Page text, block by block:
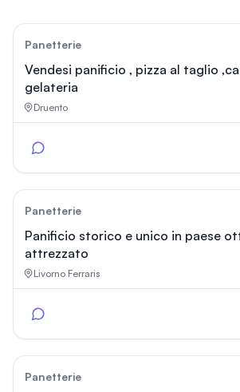
Panetterie
Vendesi panificio , pizza al taglio
gelateria
Druento
Panetterie
Panificio storico e unico in paese
attrezzato
Livorno Ferraris
Panetterie